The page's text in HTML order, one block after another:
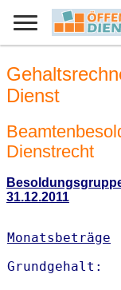
Dienst
Dienstrecht
31.12.2011
Monatsbeträge